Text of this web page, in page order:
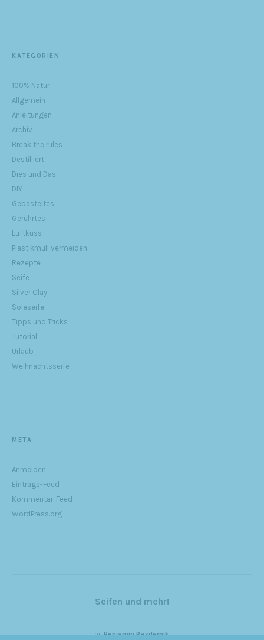
KATEGORIEN
100% Natur
Allgemein
Anleitungen
Archiv
Break the rules
Destilliert
Dies und Das
DIY
Gebasteltes
Gerührtes
Luftkuss
Plastikmüll vermeiden
Rezepte
Seife
Silver Clay
Soleseife
Tipps und Tricks
Tutorial
Urlaub
Weihnachtsseife
META
Anmelden
Eintrags-Feed
Kommentar-Feed
WordPress.org
Seifen und mehr!
byBenjamin Pazdernik